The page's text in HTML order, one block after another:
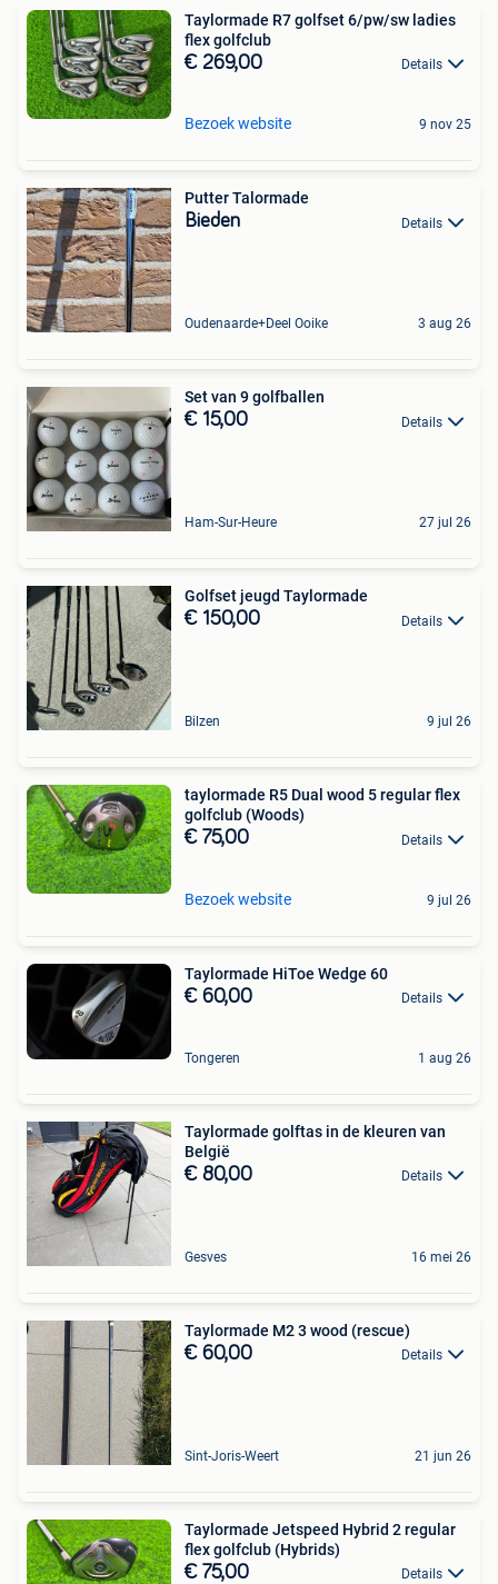
Taylormade R7 golfset 6/pw/sw ladies
flex golfclub
€ 269,00 Details
Bezoek website 9 nov 25
Putter Talormade
Bieden Details
Oudenaarde+Deel Ooike 3 aug 26
Set van 9 golfballen
€ 15,00 Details
Ham-Sur-Heure 27 jul 26
Golfset jeugd Taylormade
€ 150,00 Details
Bilzen 9 jul 26
taylormade R5 Dual wood 5 regular flex
golfclub (Woods)
€ 75,00 Details
Bezoek website 9 jul 26
Taylormade HiToe Wedge 60
€ 60,00 Details
Tongeren 1 aug 26
Taylormade golftas in de kleuren van
België
€ 80,00 Details
Gesves 16 mei 26
Taylormade M2 3 wood (rescue)
€ 60,00 Details
Sint-Joris-Weert 21 jun 26
Taylormade Jetspeed Hybrid 2 regular
flex golfclub (Hybrids)
€ 75,00 Details